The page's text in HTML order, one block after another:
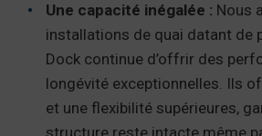
Une capacité inégalée : Nous
installations de quai datant de
Dock continue d’offrir des
longévité exceptionnelles. Ils
et une flexibilité supérieures,